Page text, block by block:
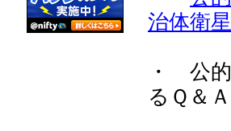
治体衛
・ 公
るＱ＆